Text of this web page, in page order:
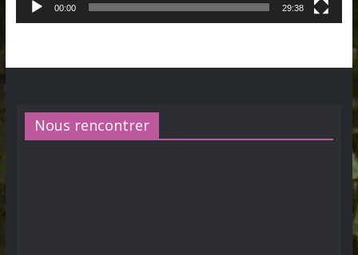
00:00 29:38
Nous rencontrer